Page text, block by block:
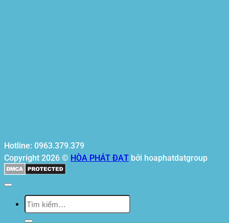
Hotline: 0963.379.379
Copyright 2026 © HÒA PHÁT ĐẠT bởi hoaphatdatgroup
Tìm
kiếm: